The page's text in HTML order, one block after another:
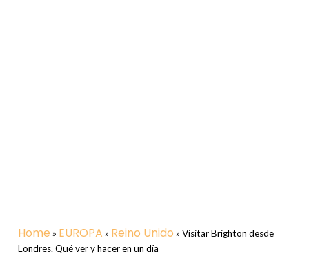
Home » EUROPA » Reino Unido » Visitar Brighton desde
Londres. Qué ver y hacer en un día